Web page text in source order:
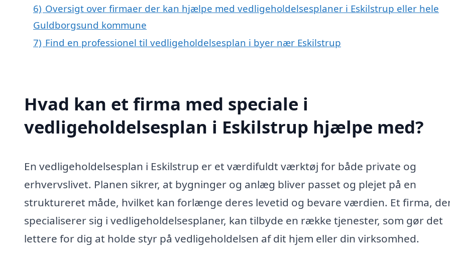
6) Oversigt over firmaer der kan hjælpe med vedligeholdelsesplaner i Eskilstrup eller hele
Guldborgsund kommune
7) Find en professionel til vedligeholdelsesplan i byer nær Eskilstrup
Hvad kan et firma med speciale i
vedligeholdelsesplan i Eskilstrup hjælpe med?
En vedligeholdelsesplan i Eskilstrup er et værdifuldt værktøj for både private og
erhvervslivet. Planen sikrer, at bygninger og anlæg bliver passet og plejet på en
struktureret måde, hvilket kan forlænge deres levetid og bevare værdien. Et firma,
specialiserer sig i vedligeholdelsesplaner, kan tilbyde en række tjenester, som gør det
lettere for dig at holde styr på vedligeholdelsen af dit hjem eller din virksomhed.